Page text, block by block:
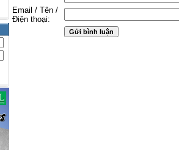
Email / Tên /
Điện thoại: